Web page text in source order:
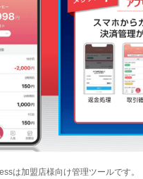
は加盟店様向け管理ツールです。